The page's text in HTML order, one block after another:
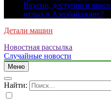
Вкусно, доступно и
отдых в Азербайджане?
Детали машин
Новостная рассылка
Случайные новости
Меню
Найти: